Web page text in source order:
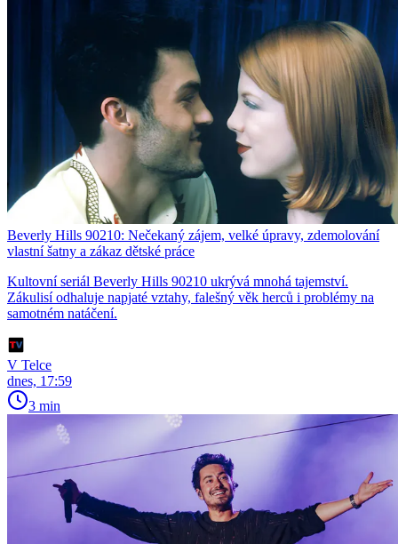
Beverly Hills 90210: Nečekaný zájem, velké úpravy, zdemolování
vlastní šatny a zákaz dětské práce
Kultovní seriál Beverly Hills 90210 ukrývá mnohá tajemství.
Zákulisí odhaluje napjaté vztahy, falešný věk herců i problémy na
samotném natáčení.
V Telce
dnes, 17:59
3 min